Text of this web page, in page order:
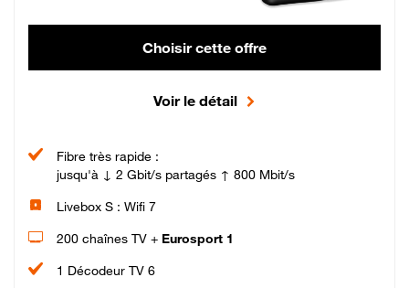
Choisir cette offre
Voir le détail
Fibre très rapide :
jusqu'à ↓ 2 Gbit/s partagés ↑ 800 Mbit/s
Livebox S : Wifi 7
200 chaînes TV + Eurosport 1
1 Décodeur TV 6